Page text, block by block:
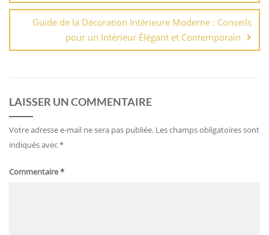
Guide de la Décoration Intérieure Moderne : Conseils
pour un Intérieur Élégant et Contemporain
LAISSER UN COMMENTAIRE
Votre adresse e-mail ne sera pas publiée. Les champs obligatoires sont
indiqués avec*
Commentaire*